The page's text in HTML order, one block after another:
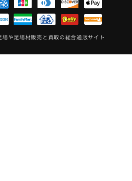
場や足場材販売と買取の総合通販サイト